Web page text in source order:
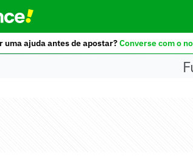
uma ajuda antes de apostar?Converse com o